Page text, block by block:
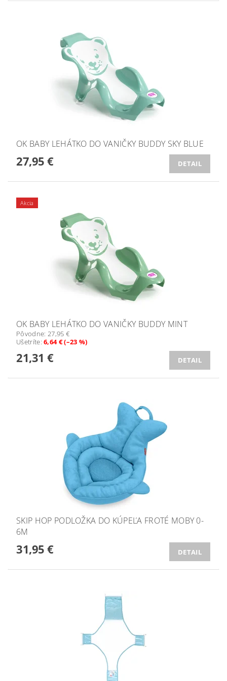
OK BABY LEHÁTKO DO VANIČKY BUDDY SKY BLUE
27,95 € DETAIL
Akcia
OK BABY LEHÁTKO DO VANIČKY BUDDY MINT
Pôvodne: 27,95 €
Ušetríte:6,64 € (–23 %)
21,31 € DETAIL
SKIP HOP PODLOŽKA DO KÚPEĽA FROTÉ MOBY 0-
6M
31,95 € DETAIL